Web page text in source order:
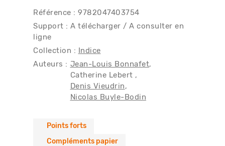
Référence : 9782047403754
Support : A télécharger / A consulter en
ligne
Collection :
Indice
Auteurs : Jean-Louis Bonnafet
Catherine Lebert
Denis Vieudrin
Nicolas Buyle-Bodin
Points forts
Compléments papier